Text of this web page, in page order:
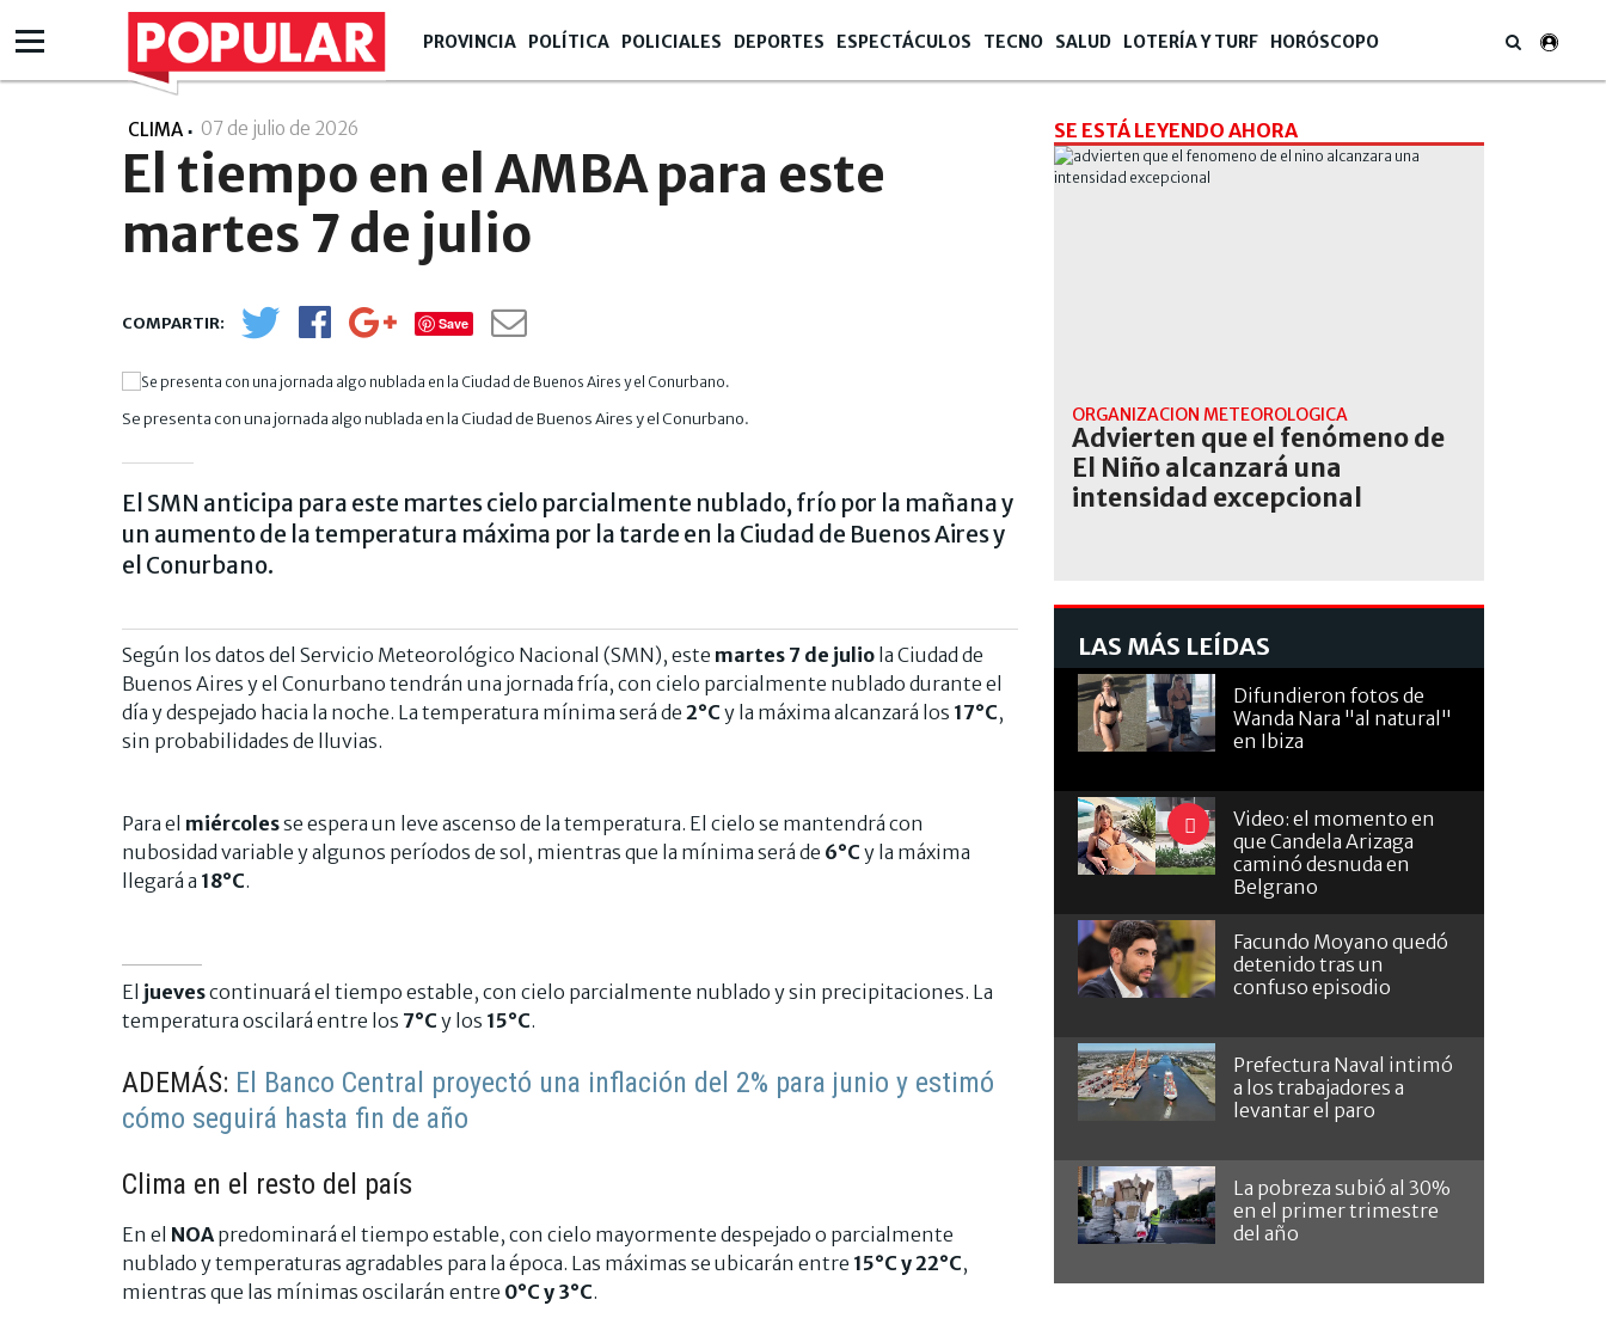
PROVINCIA POLÍTICA POLICIALES DEPORTES ESPECTÁCULOS TECNO SALUD LOTERÍA Y TURF HORÓSCOPO
CLIMA 07 de julio de 2026
El tiempo en el AMBA para este
martes 7 de julio
Save
Se presenta con una jornada algo nublada en la Ciudad de Buenos Aires y el Conurbano.
El SMN anticipa para este martes cielo parcialmente nublado, frío por la mañana y
un aumento de la temperatura máxima por la tarde en la Ciudad de Buenos Aires y
el Conurbano.
Según los datos del Servicio Meteorológico Nacional (SMN), este martes 7 de julio la Ciudad de
Buenos Aires y el Conurbano tendrán una jornada fría, con cielo parcialmente nublado durante el
día y despejado hacia la noche. La temperatura mínima será de 2°C y la máxima alcanzará los 17°C,
sin probabilidades de lluvias.
Para el miércolesse espera un leve ascenso de la temperatura. El cielo se mantendrá con
nubosidad variable y algunos períodos de sol, mientras que la mínima será de 6°C y la máxima
llegará a 18°C.
El juevescontinuará el tiempo estable, con cielo parcialmente nublado y sin precipitaciones. La
temperatura oscilará entre los 7°C y los 15°C.
ADEMÁS: El Banco Central proyectó una inflación del 2% para junio y estimó
cómo seguirá hasta fin de año
Clima en el resto del país
En el NOA predominará el tiempo estable, con cielo mayormente despejado o parcialmente
nublado y temperaturas agradables para la época. Las máximas se ubicarán entre 15°C y 22°C,
mientras que las mínimas oscilarán entre 0°C y 3°C.
SE ESTÁ LEYENDO AHORA
ORGANIZACIÓN METEOROLÓGICA
Advierten que el fenómeno de
El Niño alcanzará una
intensidad excepcional
LAS MÁS LEÍDAS
Difundieron fotos de
Wanda Nara "al natural"
en Ibiza
Video: el momento en
que Candela Arizaga
caminó desnuda en
Belgrano
Facundo Moyano quedó
detenido tras un
confuso episodio
Prefectura Naval intimó
a los trabajadores a
levantar el paro
La pobreza subió al 30%
en el primer trimestre
del año